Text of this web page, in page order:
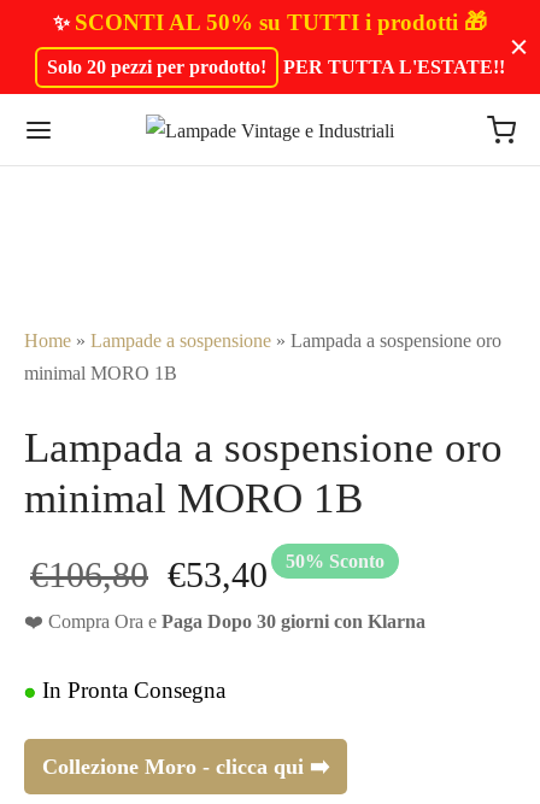
✨ SCONTI AL 50% su TUTTI i prodotti 🎁
Solo 20 pezzi per prodotto! PER TUTTA L'ESTATE!!
Home » Lampade a sospensione » Lampada a sospensione oro
minimal MORO 1B
Lampada a sospensione oro
minimal MORO 1B
50% Sconto
€106,80 Il prezzo
originale
era:
€106,80.
€53,40Il
prezzo
è:
❤️ Compra Ora e Paga Dopo 30 giorni con Klarna
In Pronta Consegna
Collezione Moro - clicca qui ➡️